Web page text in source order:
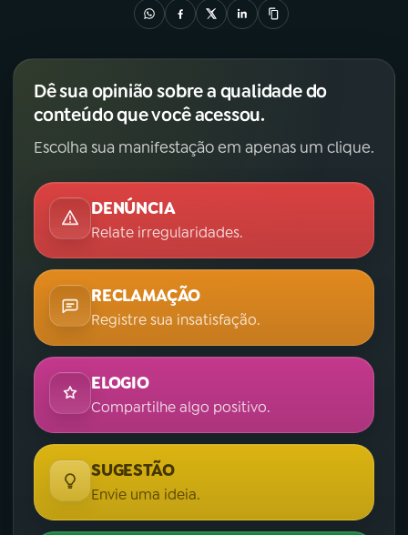
Dê sua opinião sobre a qualidade do
conteúdo que você acessou.
Escolha sua manifestação em apenas um clique.
DENÚNCIA
Relate irregularidades.
RECLAMAÇÃO
Registre sua insatisfação.
ELOGIO
Compartilhe algo positivo.
SUGESTÃO
Envie uma ideia.